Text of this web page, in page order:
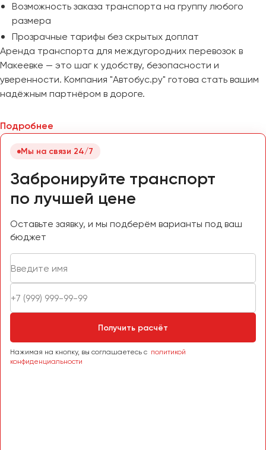
Возможность заказа транспорта на группу любого
размера
Прозрачные тарифы без скрытых доплат
Аренда транспорта для междугородних перевозок в
Макеевке — это шаг к удобству, безопасности и
уверенности. Компания "Автобус.ру" готова стать вашим
надёжным партнёром в дороге.
Подробнее
Мы на связи 24/7
Забронируйте транспорт
по лучшей цене
Оставьте заявку, и мы подберём варианты под ваш
бюджет
Получить расчёт
Нажимая на кнопку, вы соглашаетесь с политикой
конфиденциальности